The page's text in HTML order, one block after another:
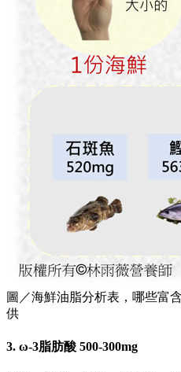
圖／海鮮油脂分析表，哪些富
供
3. ω-3脂肪酸 500-300mg